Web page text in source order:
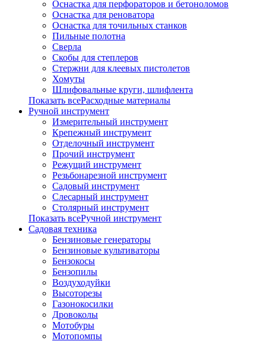
Оснастка для перфораторов и бетоноломов
Оснастка для реноватора
Оснастка для точильных станков
Пильные полотна
Сверла
Скобы для степлеров
Стержни для клеевых пистолетов
Хомуты
Шлифовальные круги, шлифлента
Показать всеРасходные материалы
Ручной инструмент
Измерительный инструмент
Крепежный инструмент
Отделочный инструмент
Прочий инструмент
Режущий инструмент
Резьбонарезной инструмент
Садовый инструмент
Слесарный инструмент
Столярный инструмент
Показать всеРучной инструмент
Садовая техника
Бензиновые генераторы
Бензиновые культиваторы
Бензокосы
Бензопилы
Воздуходуйки
Высоторезы
Газонокосилки
Дровоколы
Мотобуры
Мотопомпы